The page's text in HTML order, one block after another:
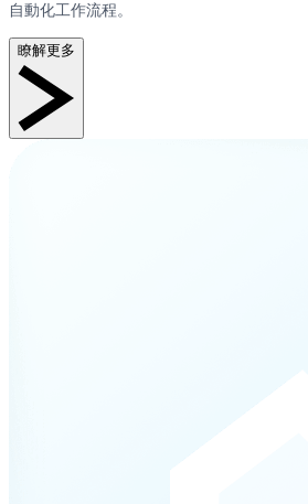
自動化工作流程。
瞭解更多